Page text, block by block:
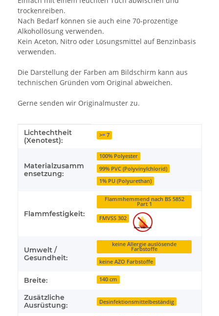
trockenreiben.
Nach Bedarf können sie auch eine 70-prozentige
Alkohollösung verwenden.
Kein Aceton, Nitro oder Lösungsmittel auf Benzinbasis
verwenden.
Die Darstellung der Farben am Bildschirm kann aus
technischen Gründen vom Original abweichen.
Gerne senden wir Originalmuster zu.
Produkteigenschaft
Wert
Lichtechtheit
(Xenotest):
>= 7
Materialzusamm
ensetzung:
100% Polyester
99% PVC (Polyvinylchlorid)
1% PU (Polyurethan)
Flammfestigkeit:
Flammhemmend nach BS 5852
Part 1
FMVSS 302
Umwelt /
Gesundheit:
keine Allergie auslösende
Farbstoffe
keine AZO Farbstoffe
Breite: 140 cm
Zusätzliche
Ausrüstung:
Desinfektionsmittelbeständig